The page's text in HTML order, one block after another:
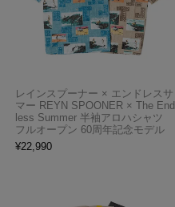
レインスプーナー × エンドレスサ
マー REYN SPOONER × The End
less Summer 半袖アロハシャツ
フルオープン 60周年記念モデル
¥22,990